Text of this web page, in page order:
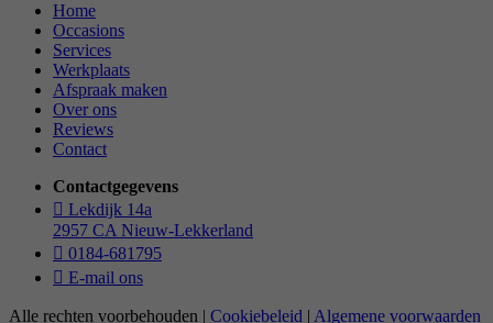
Home
Occasions
Services
Werkplaats
Afspraak maken
Over ons
Reviews
Contact
Contactgegevens
Lekdijk 14a
2957 CA Nieuw-Lekkerland
0184-681795
E-mail ons
Alle rechten voorbehouden | Cookiebeleid | Algemene voorwaarden